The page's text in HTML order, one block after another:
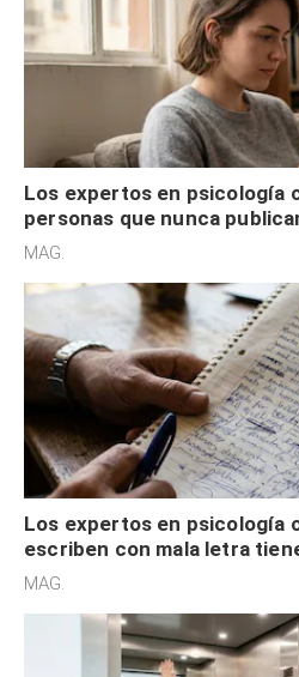
Los expertos en psicología
personas que nunca
redes sociales no
MAG.
Los expertos en psicología
escriben con mala letra
acelerado y no lo hacen por
MAG.